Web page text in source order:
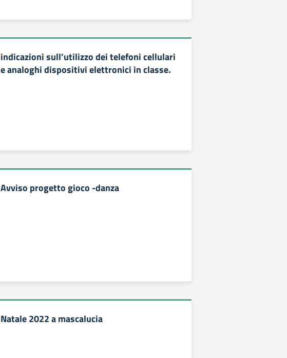
indicazioni sull’utilizzo dei telefoni cellulari
e analoghi dispositivi elettronici in classe.
Avviso progetto gioco -danza
Natale 2022 a mascalucia